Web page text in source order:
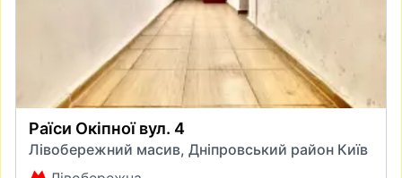
Раїси Окіпної вул. 4
Лівобережний масив, Дніпровський район Київ